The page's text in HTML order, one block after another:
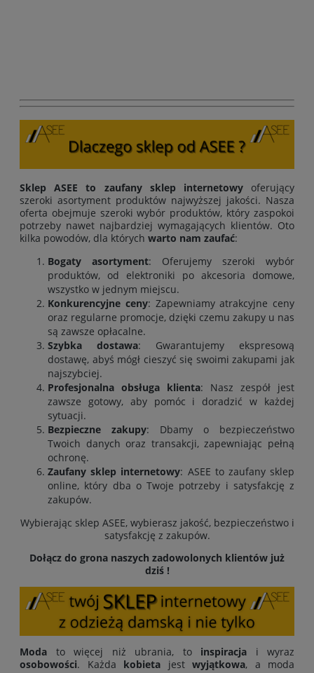
Sklep ASEE to zaufany sklep internetowyoferujący
szeroki asortyment produktów najwyższej jakości. Nasza
oferta obejmuje szeroki wybór produktów, który zaspokoi
potrzeby nawet najbardziej wymagających klientów. Oto
kilka powodów, dla których warto nam zaufać:
Bogaty asortyment: Oferujemy szeroki wybór
produktów, od elektroniki po akcesoria domowe,
wszystko w jednym miejscu.
Konkurencyjne ceny: Zapewniamy atrakcyjne ceny
oraz regularne promocje, dzięki czemu zakupy u nas
są zawsze opłacalne.
Szybka dostawa: Gwarantujemy ekspresową
dostawę, abyś mógł cieszyć się swoimi zakupami jak
najszybciej.
Profesjonalna obsługa klienta: Nasz zespół jest
zawsze gotowy, aby pomóc i doradzić w każdej
sytuacji.
Bezpieczne zakupy: Dbamy o bezpieczeństwo
Twoich danych oraz transakcji, zapewniając pełną
ochronę.
Zaufany sklep internetowy: ASEE to zaufany sklep
online, który dba o Twoje potrzeby i satysfakcję z
zakupów.
Wybierając sklep ASEE, wybierasz jakość, bezpieczeństwo i
satysfakcję z zakupów.
Dołącz do grona naszych zadowolonych klientów już
dziś !
Moda to więcej niż ubrania, to inspiracja i wyraz
osobowości. Każda kobieta jest wyjątkowa, a moda